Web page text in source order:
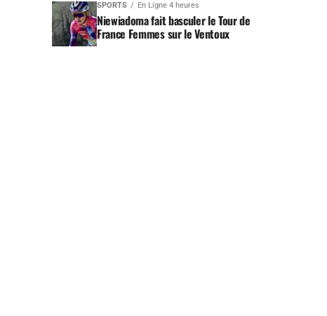
SPORTS En Ligne 4 heures
Niewiadoma fait basculer le Tour de
France Femmes sur le Ventoux